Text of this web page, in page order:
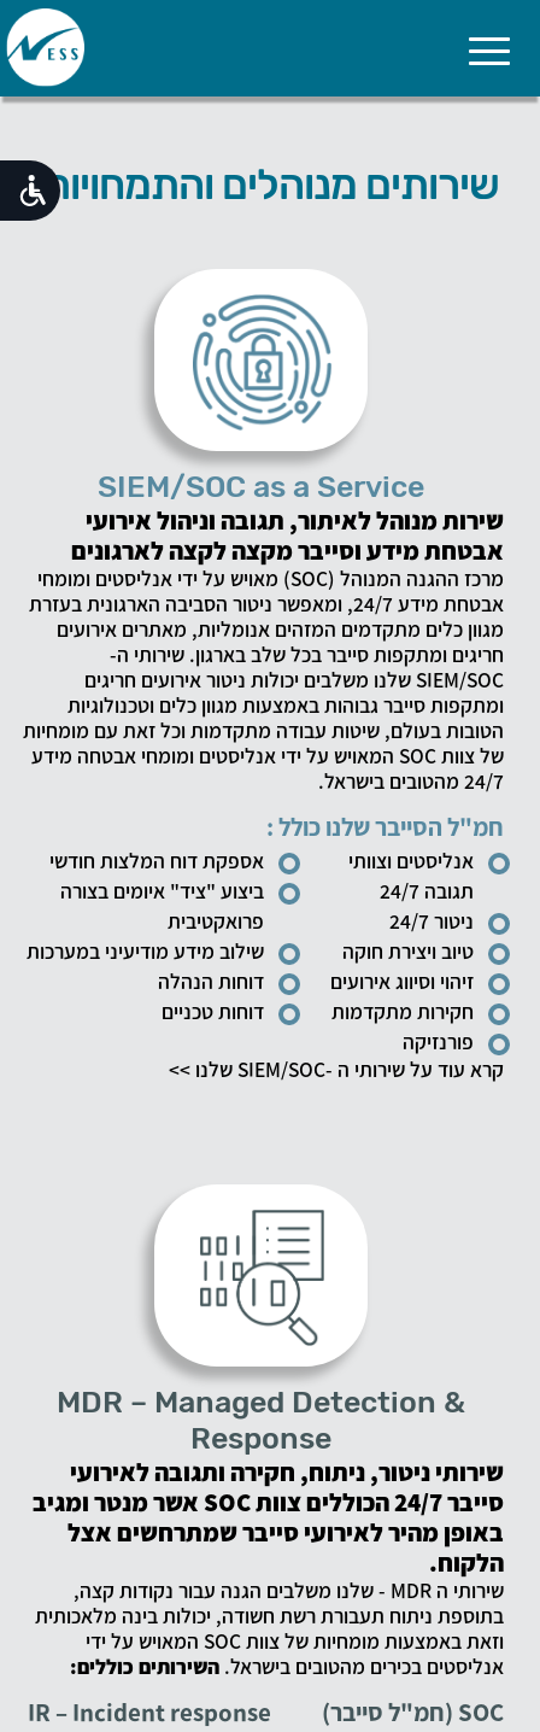
Cybersecurity
הסיפור
וטכנולוגיות
Webinar
&
Podcast
כתבות
ומאמרים
דברו
איתנו
שירותים מנוהלים והתמחויות
SIEM/SOC as a Service
שירות מנוהל לאיתור, תגובה וניהול אירועי
אבטחת מידע וסייבר מקצה לקצה לארגונים
מרכז ההגנה המנוהל (SOC) מאויש על ידי אנליסטים ומומחי
אבטחת מידע 24/7, ומאפשר ניטור הסביבה הארגונית בעזרת
מגוון כלים מתקדמים המזהים אנומליות, מאתרים אירועים
חריגים ומתקפות סייבר בכל שלב בארגון. שירותי ה-
SIEM/SOC שלנו משלבים יכולות ניטור אירועים חריגים
ומתקפות סייבר גבוהות באמצעות מגוון כלים וטכנולוגיות
הטובות בעולם, שיטות עבודה מתקדמות וכל זאת עם מומחיות
של צוות SOC המאויש על ידי אנליסטים ומומחי אבטחה מידע
24/7 מהטובים בישראל.
חמ"ל הסייבר שלנו כולל :
אנליסטים וצוותי
תגובה 24/7
ניטור 24/7
טיוב ויצירת חוקה
זיהוי וסיווג אירועים
חקירות מתקדמות
פורנזיקה
אספקת דוח המלצות חודשי
ביצוע "ציד" איומים בצורה
פרואקטיבית
שילוב מידע מודיעיני במערכות
דוחות הנהלה
דוחות טכניים
קרא עוד על שירותי ה -SIEM/SOC שלנו >>
MDR – Managed Detection &
Response
שירותי ניטור, ניתוח, חקירה ותגובה לאירועי
סייבר 24/7 הכוללים צוות SOC אשר מנטר ומגיב
באופן מהיר לאירועי סייבר שמתרחשים אצל
הלקוח.
שירותי ה MDR - שלנו משלבים הגנה עבור נקודות קצה,
בתוספת ניתוח תעבורת רשת חשודה, יכולות בינה מלאכותית
וזאת באמצעות מומחיות של צוות SOC המאויש על ידי
אנליסטים בכירים מהטובים בישראל. השירותים כוללים:
SOC (חמ"ל סייבר)
IR – Incident response